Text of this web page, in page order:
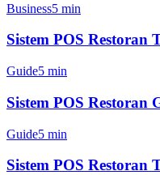
Business5 min
Sistem POS
Guide5 min
Sistem POS
Guide5 min
Sistem POS